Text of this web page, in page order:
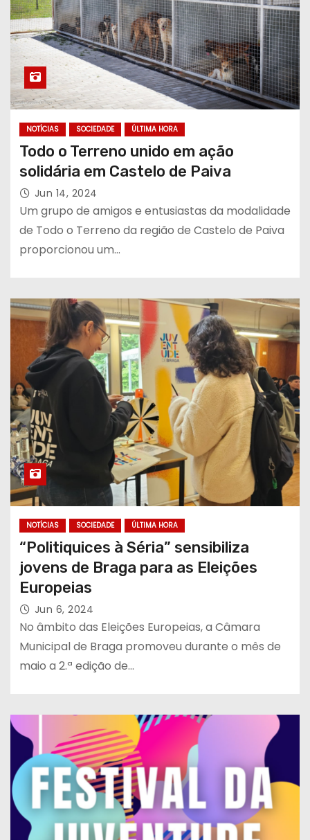
NOTÍCIAS SOCIEDADE ÚLTIMA HORA
Todo o Terreno unido em ação
solidária em Castelo de Paiva
Jun 14, 2024
Um grupo de amigos e entusiastas da modalidade
de Todo o Terreno da região de Castelo de Paiva
proporcionou um…
NOTÍCIAS SOCIEDADE ÚLTIMA HORA
“Politiquices à Séria” sensibiliza
jovens de Braga para as Eleições
Europeias
Jun 6, 2024
No âmbito das Eleições Europeias, a Câmara
Municipal de Braga promoveu durante o mês de
maio a 2.ª edição de…